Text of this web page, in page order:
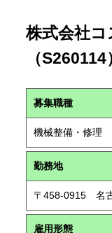
株式会社
（S260114
募集職種
機械整備・修理
勤務地
〒458-0915 名
雇用形態